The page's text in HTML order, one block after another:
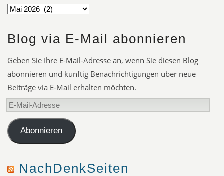
Blog via E-Mail abonnieren
Geben Sie Ihre E-Mail-Adresse an, wenn Sie diesen Blog
abonnieren und künftig Benachrichtigungen über neue
Beiträge via E-Mail erhalten möchten.
E-
Mail-
AdresseAbonnieren
NachDenkSeiten